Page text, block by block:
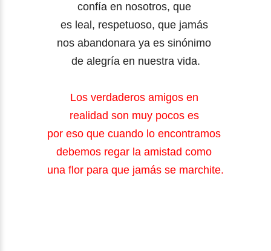
confía en nosotros, que
es leal, respetuoso, que jamás
nos abandonara ya es sinónimo
de alegría en nuestra vida.
Los verdaderos amigos en
realidad son muy pocos es
por eso que cuando lo encontramos
debemos regar la amistad como
una flor para que jamás se marchite.